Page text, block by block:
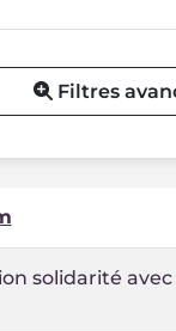
Filtres
solidarité